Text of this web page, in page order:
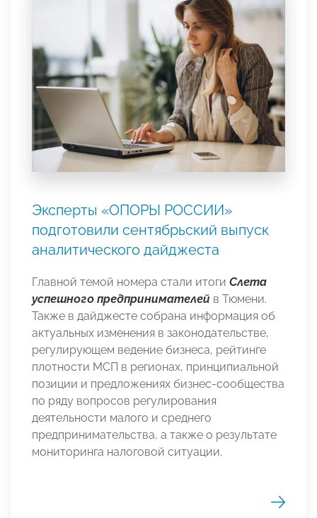
Эксперты «ОПОРЫ РОССИИ»
подготовили сентябрьский выпуск
аналитического дайджеста
Главной темой номера стали итоги Слета
успешного предпринимателей в Тюмени.
Также в дайджесте собрана информация об
актуальных изменения в законодательстве,
регулирующем ведение бизнеса, рейтинге
плотности МСП в регионах, принципиальной
позиции и предложениях бизнес-сообщества
по ряду вопросов регулирования
деятельности малого и среднего
предпринимательства, а также о результате
мониторинга налоговой ситуации.